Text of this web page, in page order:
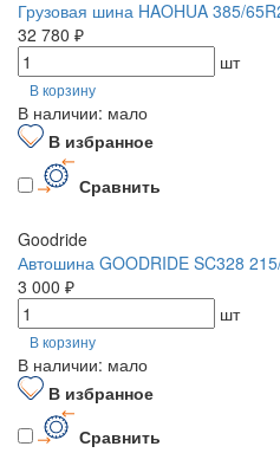
Грузовая шина HAOHUA 385/
32 780 ₽
шт
В корзину
В наличии: мало
В избранное
Сравнить
Goodride
Автошина GOODRIDE SC328
3 000 ₽
шт
В корзину
В наличии: мало
В избранное
Сравнить